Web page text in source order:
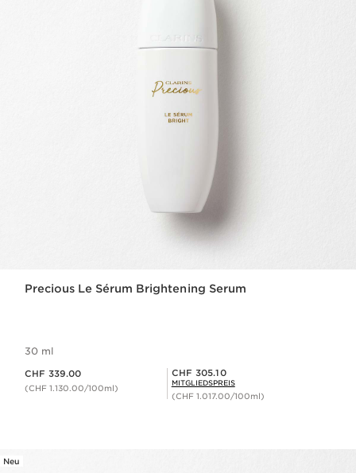
Precious Le Sérum Brightening Serum
30 ml
CHF 339.00
(CHF 1.130.00/100ml)
Mitgliederpreis CHF 305.10
CHF 305.10
MITGLIEDSPREIS
(CHF 1.017.00/100ml)
Neu